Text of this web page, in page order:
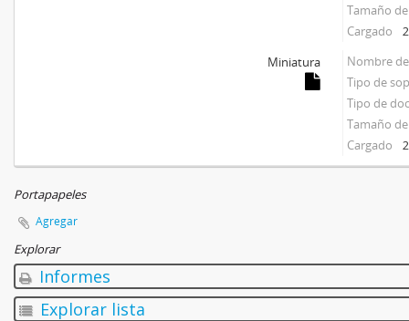
Tamaño
Cargado
Miniatura
Nombre
Tipo de
Tipo de
Tamaño
Cargado
Portapapeles
Agregar
Explorar
Informes
Explorar lista